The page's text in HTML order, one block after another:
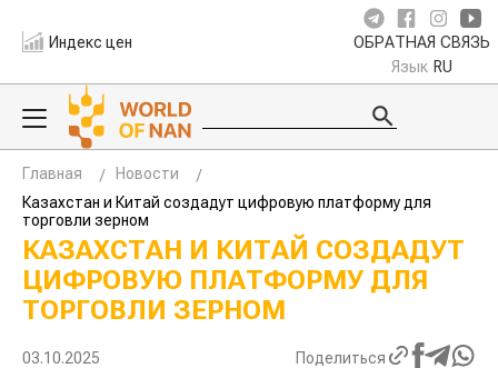
Индекс цен ОБРАТНАЯ СВЯЗЬ
Язык RU
Главная
Новости
Казахстан и Китай создадут цифровую платформу для
торговли зерном
КАЗАХСТАН И КИТАЙ СОЗДАДУТ
ЦИФРОВУЮ ПЛАТФОРМУ ДЛЯ
ТОРГОВЛИ ЗЕРНОМ
03.10.2025 Поделиться